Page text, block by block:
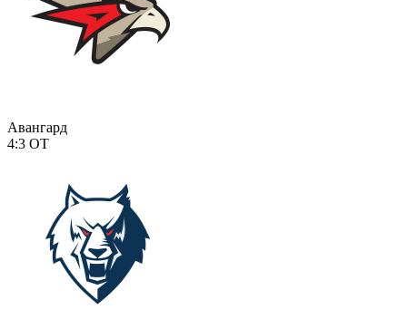
Авангард
4:3 ОТ